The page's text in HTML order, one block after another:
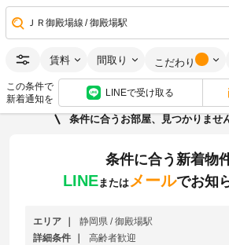
ＪＲ御殿場線 御殿場駅
賃料 間取り こだわり
この条件で
新着通知を
LINEで受け取る
画像：18枚
0円 0円
1K
空室状況をお問い合わせ
条件に合うお部屋、見つかりませ
条件に合う新着物
LINEまたは メールでお知
エリア
静岡県 / 御殿場駅
詳細条件
高齢者歓迎